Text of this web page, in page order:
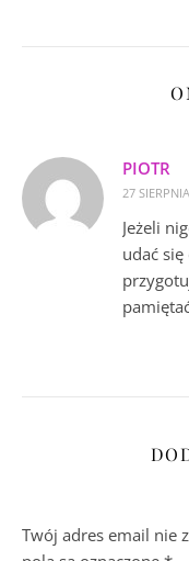
PIOTR
27
Jeżeli
udać
Twój adres email nie